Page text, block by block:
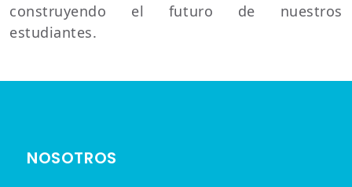
construyendo el futuro de nuestros
estudiantes.
NOSOTROS